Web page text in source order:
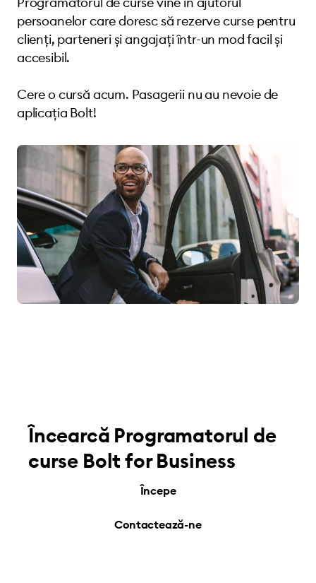
persoanelor care doresc să rezerve curse pentru
clienți, parteneri și angajați într-un mod facil și
accesibil.
Cere o cursă acum. Pasagerii nu au nevoie de
aplicația Bolt!
Încearcă Programatorul de
curse Bolt for Business
Începe
Contactează-ne